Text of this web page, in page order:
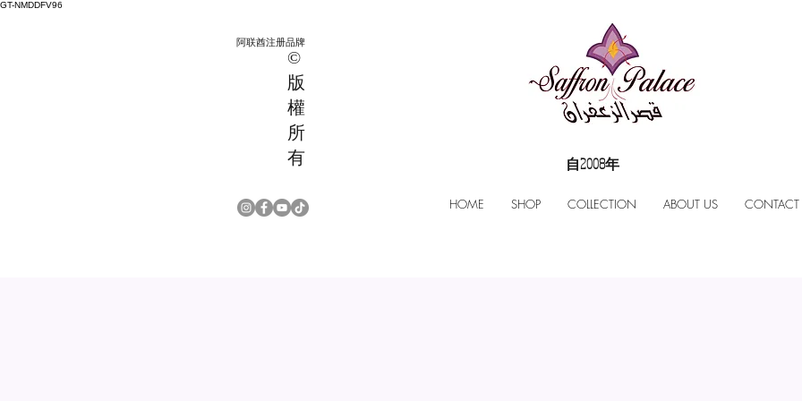
GT-NMDDFV96
阿联酋注册品牌
©
版
權
所
有
自2008年
HOME SHOP COLLECTION ABOUT US CONTACT